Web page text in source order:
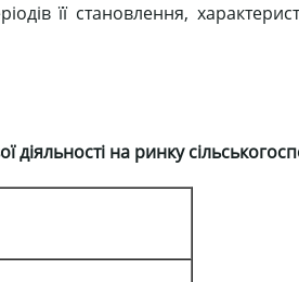
її становлення,
на ринку